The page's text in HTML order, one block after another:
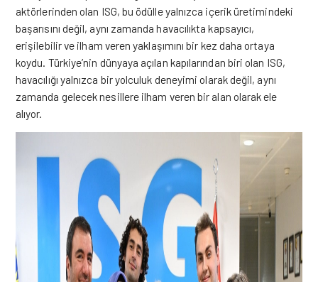
aktörlerinden olan ISG, bu ödülle yalnızca içerik üretimindeki
başarısını değil, aynı zamanda havacılıkta kapsayıcı,
erişilebilir ve ilham veren yaklaşımını bir kez daha ortaya
koydu. Türkiye’nin dünyaya açılan kapılarından biri olan ISG,
havacılığı yalnızca bir yolculuk deneyimi olarak değil, aynı
zamanda gelecek nesillere ilham veren bir alan olarak ele
alıyor.